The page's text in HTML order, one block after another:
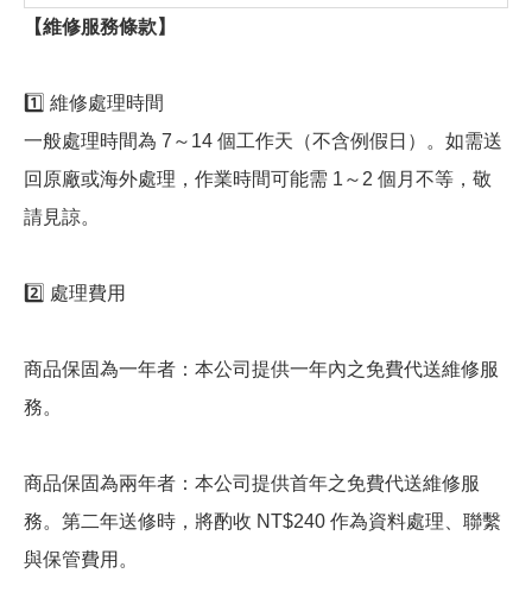
【維修服務條款】
1️⃣ 維修處理時間
一般處理時間為 7～14 個工作天（不含例假日）。如需送
回原廠或海外處理，作業時間可能需 1～2 個月不等，敬
請見諒。
2️⃣ 處理費用
商品保固為一年者：本公司提供一年內之免費代送維修服
務。
商品保固為兩年者：本公司提供首年之免費代送維修服
務。第二年送修時，將酌收 NT$240 作為資料處理、聯繫
與保管費用。